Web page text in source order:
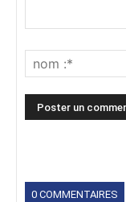
0 COMMENTAIRES